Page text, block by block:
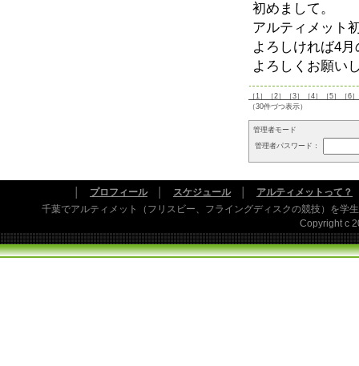
初めまして。
アルティメット
よろしければ4
よろしくお願い
［1］ ［2］ ［3］ ［4］ ［5］
［6］
（30件づつ表示）
管理者モード
管理者パスワード：
プロフィール│ スケジュール│ アルティメットって？
千葉でアルティメット（フリスビー、フライングディスクの競技）を学
Copyright c